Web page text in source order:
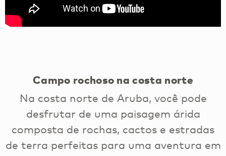
Campo rochoso na costa norte
Na costa norte de Aruba, você pode
desfrutar de uma paisagem árida
composta de rochas, cactos e estradas
de terra perfeitas para uma aventura em